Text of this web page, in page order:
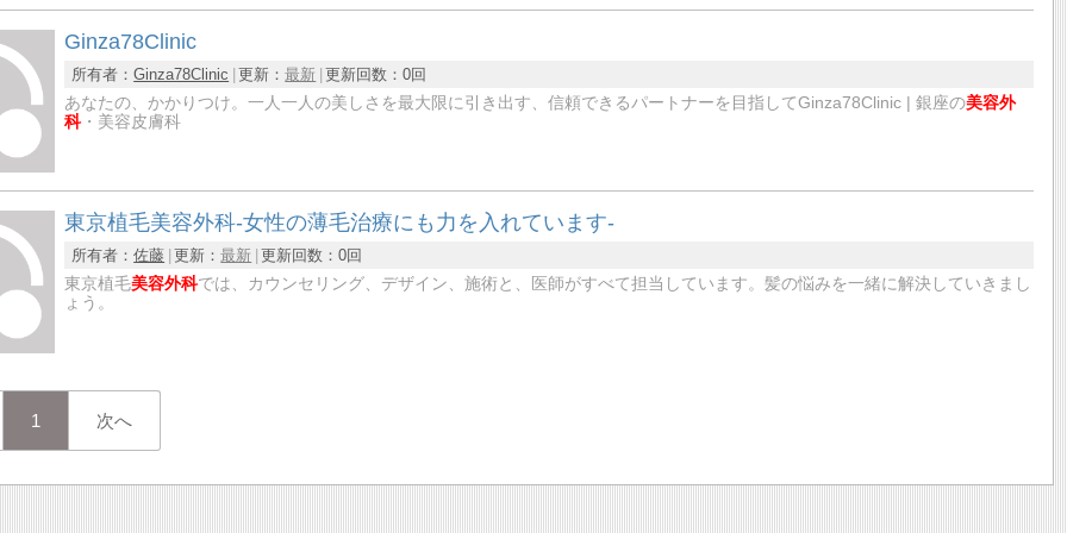
Ginza78Clinic
所有者：Ginza78Clinic 更新：最新 更新回数：0回
あなたの、かかりつけ。一人一人の美しさを最大限に引き出す、信頼できるパートナーを目指してGinza78Clinic | 銀座の美容外
科・美容皮膚科
東京植毛美容外科-女性の薄毛治療にも力を入れています-
所有者：佐藤 更新：最新 更新回数：0回
東京植毛美容外科では、カウンセリング、デザイン、施術と、医師がすべて担当しています。髪の悩みを一緒に解決していきまし
ょう。
1 次へ